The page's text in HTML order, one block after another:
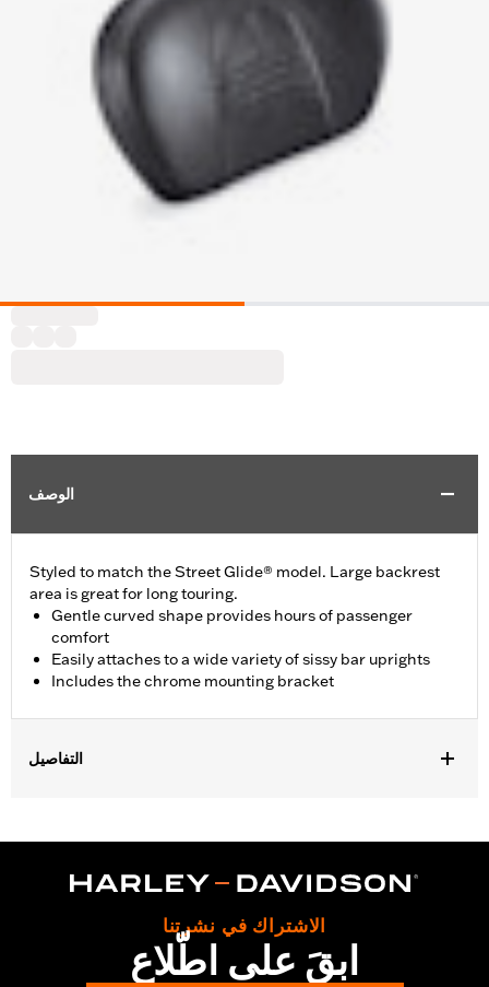
الوصف
Styled to match the Street Glide® model. Large backrest
area is great for long touring.
Gentle curved shape provides hours of passenger
comfort
Easily attaches to a wide variety of sissy bar uprights
Includes the chrome mounting bracket
التفاصيل
Upright P/N 52723-06A, Premium H-D® Detachables™ Sissy Bar
Upright P/N 52300257 or 52300258 and Quick Release Sissy
Bar Upright 52300415 and 52300324A. Also fits '18-later Softail®
models equipped with Short or Standard Height HoldFast Sissy
Bar Uprights. Pad height 8.0" width 12.0". Does not fit '21-later
الاشتراك في نشرتنا
ابقَ على اطّلاع